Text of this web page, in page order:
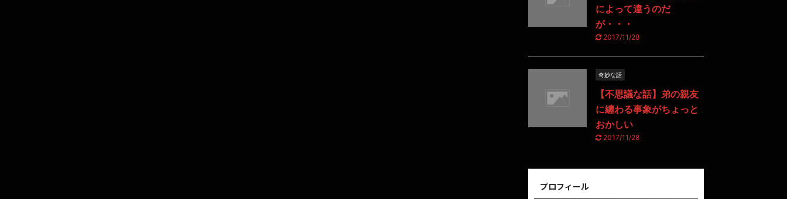
によって違うのだ
が・・・
2017/11/28
奇妙な話
【不思議な話】弟の親友
に纏わる事象がちょっと
おかしい
2017/11/28
プロフィール